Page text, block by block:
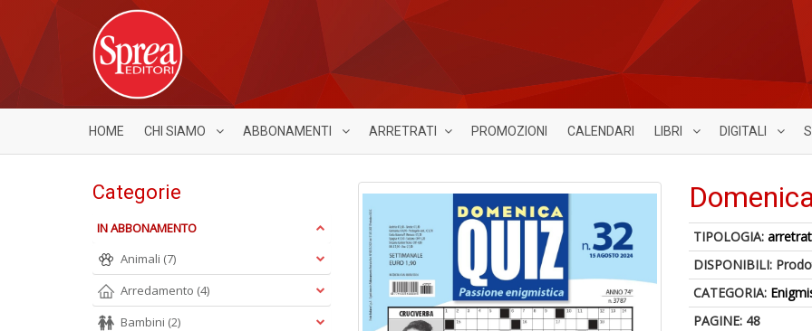
HOME CHI SIAMO ABBONAMENTI ARRETRATI PROMOZIONI CALENDARI LIBRI DIGITALI
TIPOLOGIA:
DISPONIBILI:
CATEGORIA:
PAGINE: 48
Categorie
IN ABBONAMENTO
Animali (7)
Arredamento (4)
Bambini (2)